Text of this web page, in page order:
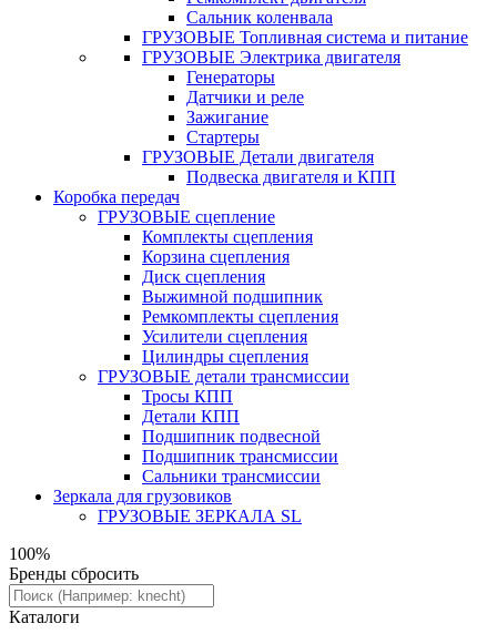
Сальник коленвала
ГРУЗОВЫЕ Топливная система и питание
ГРУЗОВЫЕ Электрика двигателя
Генераторы
Датчики и реле
Зажигание
Стартеры
ГРУЗОВЫЕ Детали двигателя
Подвеска двигателя и КПП
Коробка передач
ГРУЗОВЫЕ сцепление
Комплекты сцепления
Корзина сцепления
Диск сцепления
Выжимной подшипник
Ремкомплекты сцепления
Усилители сцепления
Цилиндры сцепления
ГРУЗОВЫЕ детали трансмиссии
Тросы КПП
Детали КПП
Подшипник подвесной
Подшипник трансмиссии
Сальники трансмиссии
Зеркала для грузовиков
ГРУЗОВЫЕ ЗЕРКАЛА SL
100%
Бренды сбросить
Каталоги